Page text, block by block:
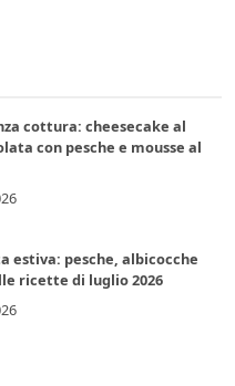
cottura: cheesecake al
con pesche e mousse al
estiva: pesche, albicocche
ricette di luglio 2026